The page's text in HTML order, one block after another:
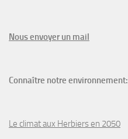
Nous envoyer un mail
Connaître notre environnement:
Le climat aux Herbiers en 2050